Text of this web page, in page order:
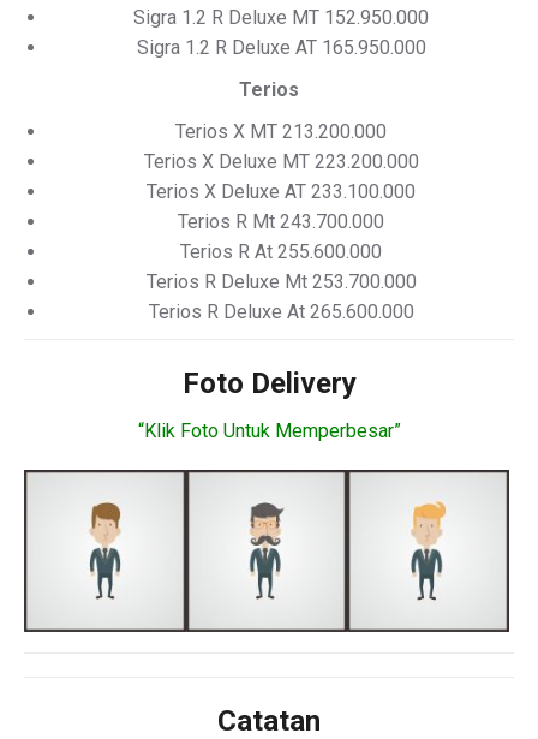
Sigra 1.2 R Deluxe MT 152.950.000
Sigra 1.2 R Deluxe AT 165.950.000
Terios
Terios X MT 213.200.000
Terios X Deluxe MT 223.200.000
Terios X Deluxe AT 233.100.000
Terios R Mt 243.700.000
Terios R At 255.600.000
Terios R Deluxe Mt 253.700.000
Terios R Deluxe At 265.600.000
Foto Delivery
“Klik Foto Untuk Memperbesar”
Catatan